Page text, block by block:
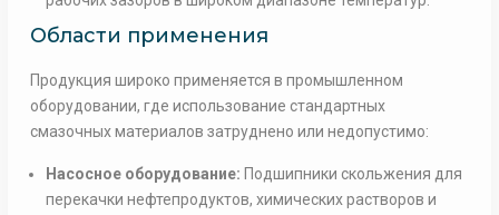
Области применения
Продукция широко применяется в промышленном
оборудовании, где использование стандартных
смазочных материалов затруднено или недопустимо:
Насосное оборудование: Подшипники скольжения для
перекачки нефтепродуктов, химических растворов и